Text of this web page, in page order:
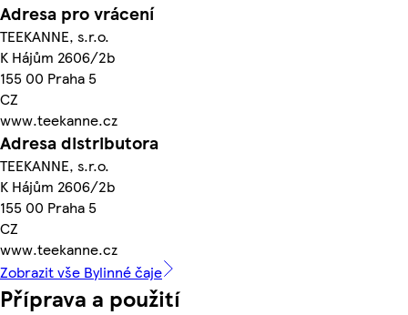
Adresa pro vrácení
TEEKANNE, s.r.o.
K Hájům 2606/2b
155 00 Praha 5
CZ
www.teekanne.cz
Adresa distributora
TEEKANNE, s.r.o.
K Hájům 2606/2b
155 00 Praha 5
CZ
www.teekanne.cz
Zobrazit vše Bylinné čaje
Příprava a použití